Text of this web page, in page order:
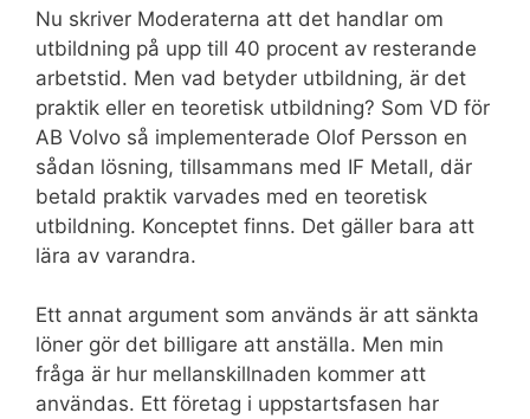
Nu skriver Moderaterna att det handlar om
utbildning på upp till 40 procent av resterande
arbetstid. Men vad betyder utbildning, är det
praktik eller en teoretisk utbildning? Som VD för
AB Volvo så implementerade Olof Persson en
sådan lösning, tillsammans med IF Metall, där
betald praktik varvades med en teoretisk
utbildning. Konceptet finns. Det gäller bara att
lära av varandra.
Ett annat argument som används är att sänkta
löner gör det billigare att anställa. Men min
fråga är hur mellanskillnaden kommer att
användas. Ett företag i uppstartsfasen har